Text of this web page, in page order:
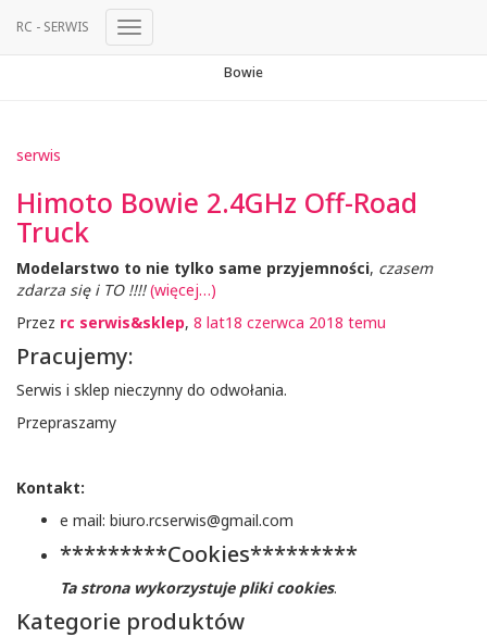
RC - SERWIS
Przełącz
Bowie
serwis
Himoto Bowie 2.4GHz Off-Road
Truck
Modelarstwo to nie tylko same przyjemności, czasem
zdarza się i TO !!!! (więcej…)
Przez rc serwis&sklep, 8 lat18 czerwca 2018 temu
Pracujemy:
Serwis i sklep nieczynny do odwołania.
Przepraszamy
Kontakt:
e mail: biuro.rcserwis@gmail.com
*********Cookies*********
Ta strona wykorzystuje pliki cookies.
Kategorie produktów